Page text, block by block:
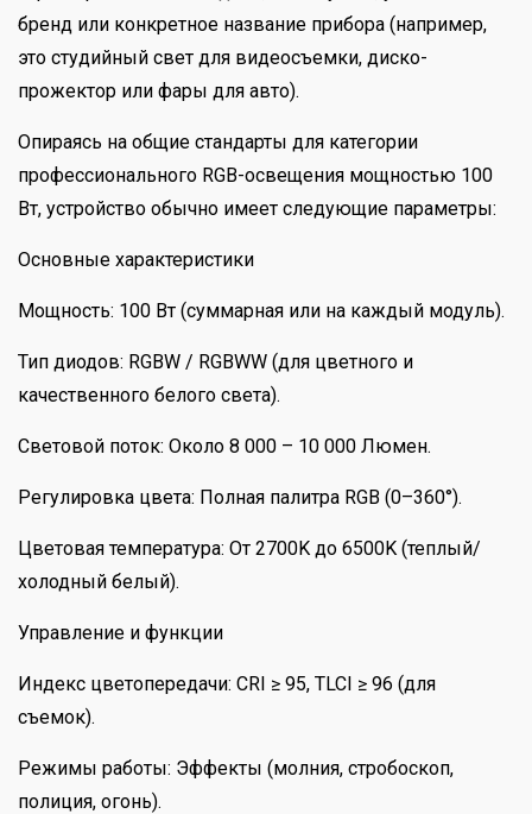
бренд или конкретное название прибора (например,
это студийный свет для видеосъемки, диско-
прожектор или фары для авто).
Опираясь на общие стандарты для категории
профессионального RGB-освещения мощностью 100
Вт, устройство обычно имеет следующие параметры:
Основные характеристики
Мощность: 100 Вт (суммарная или на каждый модуль).
Тип диодов: RGBW / RGBWW (для цветного и
качественного белого света).
Световой поток: Около 8 000 – 10 000 Люмен.
Регулировка цвета: Полная палитра RGB (0–360°).
Цветовая температура: От 2700K до 6500K (теплый/
холодный белый).
Управление и функции
Индекс цветопередачи: CRI ≥ 95, TLCI ≥ 96 (для
съемок).
Режимы работы: Эффекты (молния, стробоскоп,
полиция, огонь).